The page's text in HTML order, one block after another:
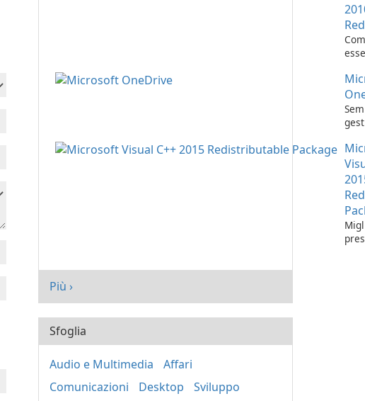
Più ›
Sfoglia
Audio e Multimedia
Affari
Comunicazioni
Desktop
Sviluppo